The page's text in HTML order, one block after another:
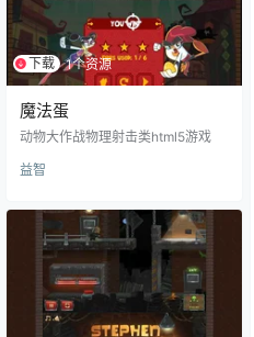
下载 1个资源
魔法蛋
动物大作战物理射击类html5游戏
益智